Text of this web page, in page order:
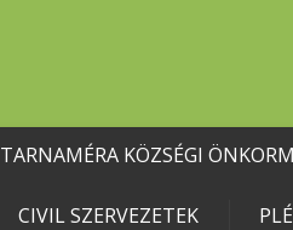
TARNAMÉRA KÖZSÉGI
CIVIL SZERVEZETEK